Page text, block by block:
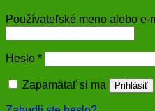
Používateľské meno alebo e-
Heslo *Povinné
Zapamätať si ma Prihlásiť